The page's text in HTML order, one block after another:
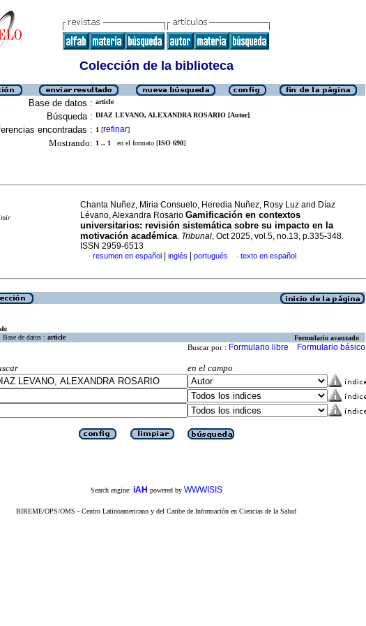
Colección de la biblioteca
Base de datos : article
Búsqueda : DIAZ LEVANO, ALEXANDRA ROSARIO [Autor]
encontradas : 1 [refinar]
Mostrando: 1 .. 1 en el formato [ISO 690]
Chanta Nuñez, Miria Consuelo, Heredia Nuñez, Rosy Luz and Díaz
Lévano, Alexandra Rosario Gamificación en contextos
universitarios: revisión sistemática sobre su impacto en la
motivación académica. Tribunal, Oct 2025, vol.5, no.13, p.335-348.
ISSN 2959-6513
· resumen en español inglés portugués · texto en español
Base de datos : article Formulario avanzado
Buscar por : Formulario libre Formulario básico
en el campo
Search engine: iAH powered by WWWISIS
BIREME/OPS/OMS - Centro Latinoamericano y del Caribe de Información en Ciencias de la Salud